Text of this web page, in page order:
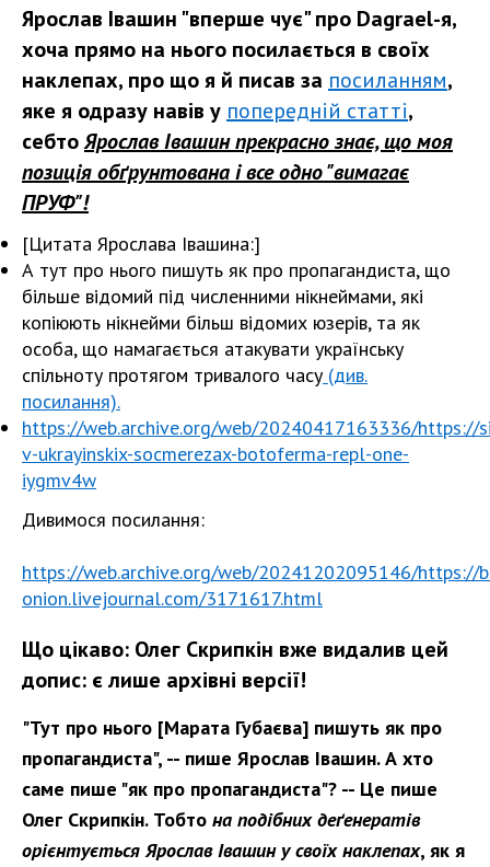
Ярослав Івашин "вперше чує" про Dagrael-я,
хоча прямо на нього посилається в своїх
наклепах, про що я й писав за посиланням,
яке я одразу навів у попередній статті,
себтоЯрослав Івашин прекрасно знає, що моя
позиція обґрунтована і все одно "вимагає
ПРУФ"!
[Цитата Ярослава Івашина:]
А тут про нього пишуть як про пропагандиста, що
більше відомий під численними нікнеймами, які
копіюють нікнейми більш відомих юзерів, та як
особа, що намагається атакувати українську
спільноту протягом тривалого часу (див.
посилання).
https://web.archive.org/web/20240417163336/https://
v-ukrayinskix-socmerezax-botoferma-repl-one-
iygmv4w
Дивимося посилання:
https://web.archive.org/web/20241202095146/https://
onion.livejournal.com/3171617.html
Що цікаво: Олег Скрипкін вже видалив цей
допис: є лише архівні версії!
"Тут про нього [Марата Губаєва] пишуть як про
пропагандиста", -- пише Ярослав Івашин. А хто
саме пише "як про пропагандиста"? -- Це пише
Олег Скрипкін. Тобто на подібних деґенератів
орієнтується Ярослав Івашин у своїх наклепах, як я